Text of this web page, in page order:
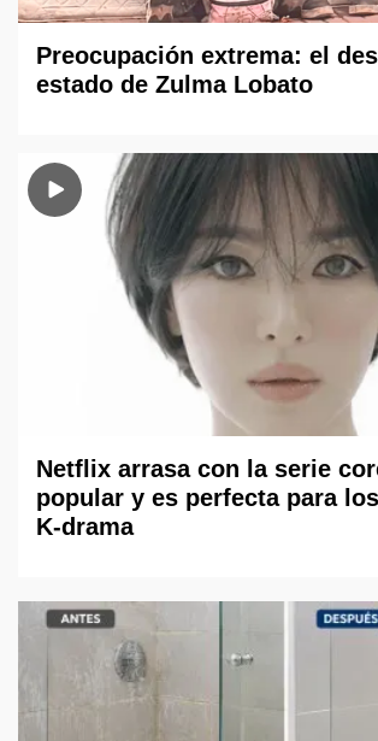
Preocupación extrema: el
estado de Zulma Lobato
Netflix arrasa con la serie
popular y es perfecta para
K-drama